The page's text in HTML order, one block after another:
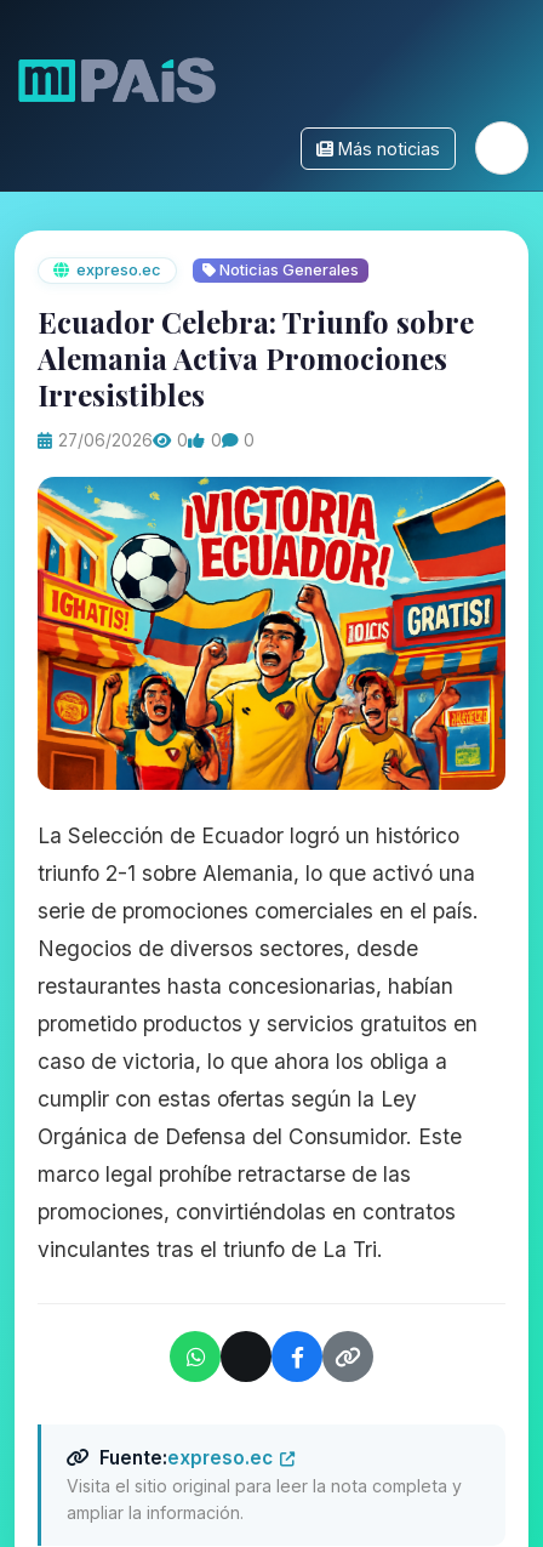
Más noticias
expreso.ec Noticias Generales
Ecuador Celebra: Triunfo sobre
Alemania Activa Promociones
Irresistibles
27/06/2026 0 0 0
La Selección de Ecuador logró un histórico
triunfo 2-1 sobre Alemania, lo que activó una
serie de promociones comerciales en el país.
Negocios de diversos sectores, desde
restaurantes hasta concesionarias, habían
prometido productos y servicios gratuitos en
caso de victoria, lo que ahora los obliga a
cumplir con estas ofertas según la Ley
Orgánica de Defensa del Consumidor. Este
marco legal prohíbe retractarse de las
promociones, convirtiéndolas en contratos
vinculantes tras el triunfo de La Tri.
Fuente:expreso.ec
Visita el sitio original para leer la nota completa y
ampliar la información.